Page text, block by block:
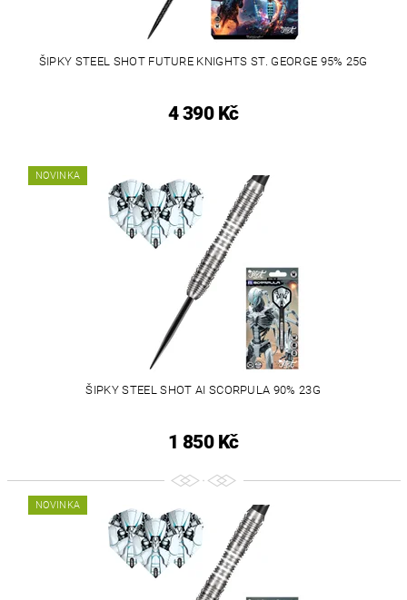
ŠIPKY STEEL SHOT FUTURE KNIGHTS ST. GEORGE 95% 25G
4 390 Kč
NOVINKA
ŠIPKY STEEL SHOT AI SCORPULA 90% 23G
1 850 Kč
NOVINKA